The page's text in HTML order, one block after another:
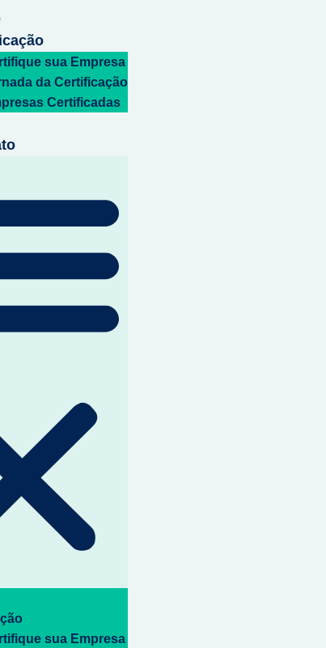
sua Empresa
da Certificação
Certificadas
sua Empresa